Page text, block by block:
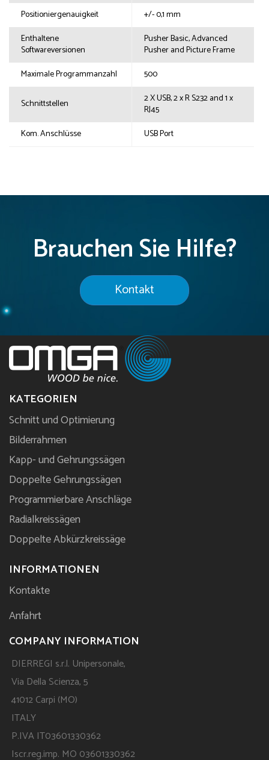
Positioniergenauigkeit
+/- 0,1 mm
Enthaltene
Softwareversionen
Pusher Basic, Advanced
Pusher and Picture Frame
Maximale Programmanzahl
500
Schnittstellen
2 X USB, 2 x R S232 and 1 x
RJ45
Kom. Anschlüsse
USB Port
Brauchen Sie Hilfe?
Kontakt
KATEGORIEN
Schnitt und Optimierung
Bilderrahmen
Kapp- und Gehrungssägen
Doppelte Gehrungssägen
Programmierbare Anschläge
Radialkreissägen
Doppelte Abkürzkreissäge
INFORMATIONEN
Kontakte
Anfahrt
COMPANY INFORMATION
DIERREGI s.r.l. Unipersonale,
Via Della Scienza, 5
41012 Carpi (MO)
ITALY
P.IVA IT03601330362
Iscr.reg.imp. MO 03601330362